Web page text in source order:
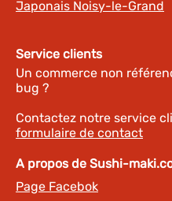
Japonais Noisy-le-Grand
Service clients
Un commerce non
bug ?
Contactez notre service
formulaire de contact
A propos de Sushi-
Page Facebok